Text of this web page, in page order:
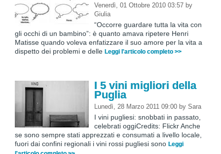
Venerdì, 01 Ottobre 2010 03:57 by
Giulia
“Occorre guardare tutta la vita con
gli occhi di un bambino”: è quanto amava ripetere Henri
Matisse quando voleva enfatizzare il suo amore per la vita a
dispetto dei problemi e delle Leggi l'articolo completo >>
I 5 vini migliori della
Puglia
Lunedì, 28 Marzo 2011 09:00 by Sara
I vini pugliesi: snobbati in passato,
celebrati oggiCredits: Flickr Anche
se sono sempre stati apprezzati e consumati a livello locale,
fuori dai confini regionali i vini rossi pugliesi sono Leggi